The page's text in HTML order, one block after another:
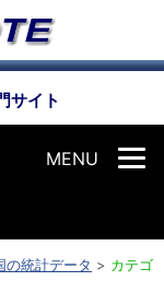
サイト
MENU
の統計データ > カテゴ